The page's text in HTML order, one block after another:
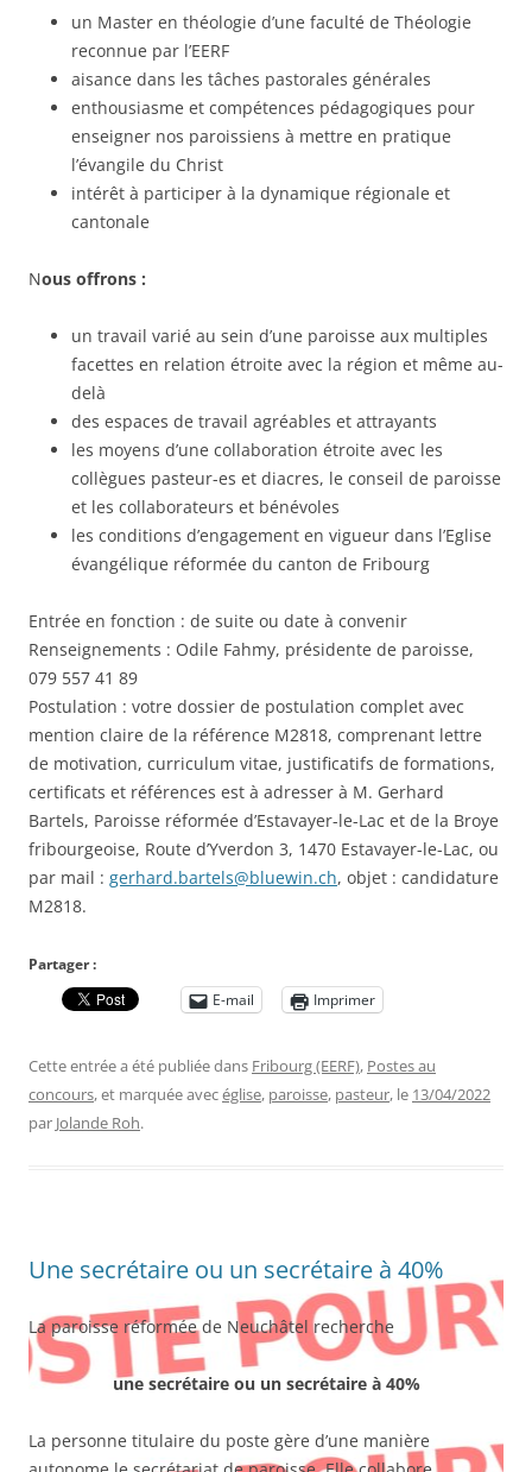
un Master en théologie d’une faculté de Théologie
reconnue par l’EERF
aisance dans les tâches pastorales générales
enthousiasme et compétences pédagogiques pour
enseigner nos paroissiens à mettre en pratique
l’évangile du Christ
intérêt à participer à la dynamique régionale et
cantonale
Nous offrons :
un travail varié au sein d’une paroisse aux multiples
facettes en relation étroite avec la région et même au-
delà
des espaces de travail agréables et attrayants
les moyens d’une collaboration étroite avec les
collègues pasteur-es et diacres, le conseil de paroisse
et les collaborateurs et bénévoles
les conditions d’engagement en vigueur dans l’Eglise
évangélique réformée du canton de Fribourg
Entrée en fonction : de suite ou date à convenir
Renseignements : Odile Fahmy, présidente de paroisse,
079 557 41 89
Postulation : votre dossier de postulation complet avec
mention claire de la référence M2818, comprenant lettre
de motivation, curriculum vitae, justificatifs de formations,
certificats et références est à adresser à M. Gerhard
Bartels, Paroisse réformée d’Estavayer-le-Lac et de la Broye
fribourgeoise, Route d’Yverdon 3, 1470 Estavayer-le-Lac, ou
par mail : gerhard.bartels@bluewin.ch, objet : candidature
M2818.
Partager :
E-mail
Imprimer
Cette entrée a été publiée dans Fribourg (EERF), Postes au
concours, et marquée avecéglise, paroisse, pasteur, le 13/04/2022
par Jolande Roh.
Une secrétaire ou un secrétaire à 40%
La paroisse réformée de Neuchâtel recherche
une secrétaire ou un secrétaire à 40%
La personne titulaire du poste gère d’une manière